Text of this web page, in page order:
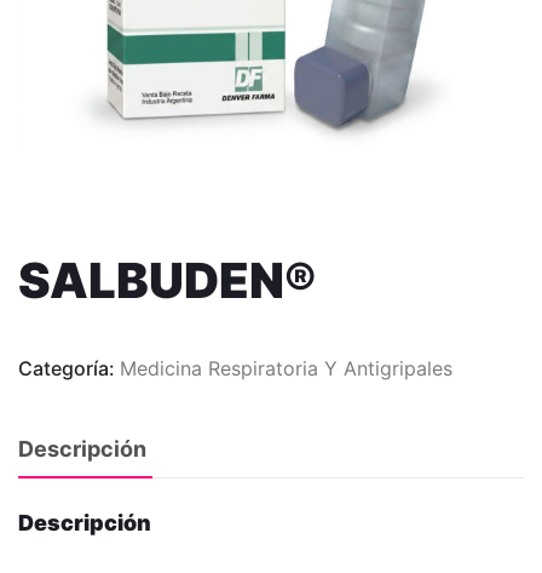
SALBUDEN®
Categoría: Medicina Respiratoria Y Antigripales
Descripción
Descripción